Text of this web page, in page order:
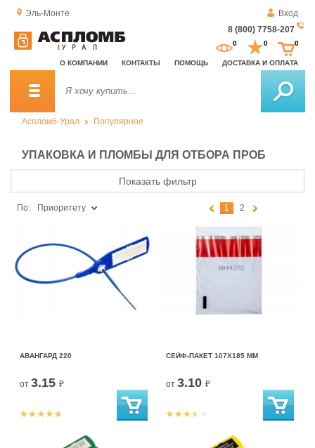
Эль-Монте
Вход
8 (800) 7758-207
О КОМПАНИИ КОНТАКТЫ ПОМОЩЬ ДОСТАВКА И ОПЛАТА
0 0 0
Аспломб-Урал Популярное
УПАКОВКА И ПЛОМБЫ ДЛЯ ОТБОРА ПРОБ
Показать фильтр
По: Приоритету 1 2
АВАНГАРД 220
от 3.15 ₽
СЕЙФ-ПАКЕТ 107Х185 ММ
от 3.10 ₽